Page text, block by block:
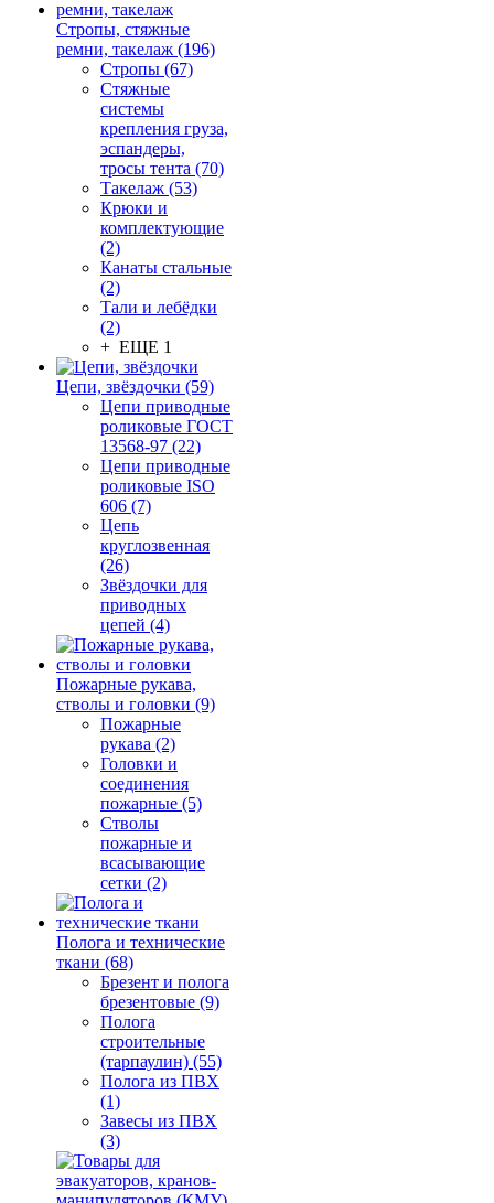
Стропы, стяжные
ремни, такелаж (196)
Стропы (67)
Стяжные
системы
крепления груза,
эспандеры,
тросы тента (70)
Такелаж (53)
Крюки и
комплектующие
(2)
Канаты стальные
(2)
Тали и лебёдки
(2)
+ ЕЩЕ 1
Цепи, звёздочки (59)
Цепи приводные
роликовые ГОСТ
13568-97 (22)
Цепи приводные
роликовые ISO
606 (7)
Цепь
круглозвенная
(26)
Звёздочки для
приводных
цепей (4)
Пожарные рукава,
стволы и головки (9)
Пожарные
рукава (2)
Головки и
соединения
пожарные (5)
Стволы
пожарные и
всасывающие
сетки (2)
Полога и технические
ткани (68)
Брезент и полога
брезентовые (9)
Полога
строительные
(тарпаулин) (55)
Полога из ПВХ
(1)
Завесы из ПВХ
(3)